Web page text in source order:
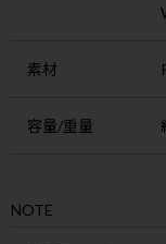
素材
容量/重量
NOTE